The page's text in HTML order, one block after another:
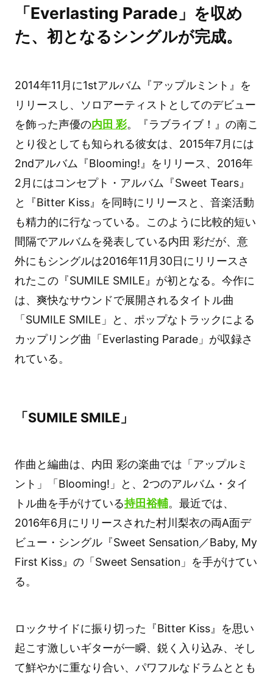
「Everlasting Parade」を収め
た、初となるシングルが完成。
2014年11月に1stアルバム『アップルミント』を
リリースし、ソロアーティストとしてのデビュー
を飾った声優の内田 彩。『ラブライブ！』の南こ
とり役としても知られる彼女は、2015年7月には
2ndアルバム『Blooming!』をリリース、2016年
2月にはコンセプト・アルバム『Sweet Tears』
と『Bitter Kiss』を同時にリリースと、音楽活動
も精力的に行なっている。このように比較的短い
間隔でアルバムを発表している内田 彩だが、意
外にもシングルは2016年11月30日にリリースさ
れたこの『SUMILE SMILE』が初となる。今作に
は、爽快なサウンドで展開されるタイトル曲
「SUMILE SMILE」と、ポップなトラックによる
カップリング曲「Everlasting Parade」が収録さ
れている。
「SUMILE SMILE」
作曲と編曲は、内田 彩の楽曲では「アップルミ
ント」「Blooming!」と、2つのアルバム・タイ
トル曲を手がけている持田裕輔。最近では、
2016年6月にリリースされた村川梨衣の両A面デ
ビュー・シングル『Sweet Sensation／Baby, My
First Kiss』の「Sweet Sensation」を手がけてい
る。
ロックサイドに振り切った『Bitter Kiss』を思い
起こす激しいギターが一瞬、鋭く入り込み、そし
て鮮やかに重なり合い、パワフルなドラムととも